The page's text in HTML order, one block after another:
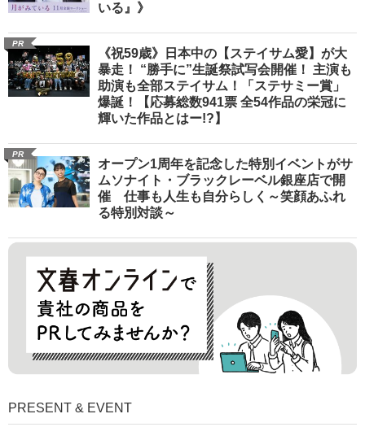
いる』》
PR
《祝59歳》日本中の【ステイサム愛】が大
暴走！ “勝手に”生誕祭試写会開催！ 主演も
助演も全部ステイサム！「ステサミー賞」
爆誕！【応募総数941票 全54作品の栄冠に
輝いた作品とはー!?】
PR
オープン1周年を記念した特別イベントがサ
ムソナイト・ブラックレーベル銀座店で開
催 仕事も人生も自分らしく～笑顔あふれ
る特別対談～
PRESENT & EVENT